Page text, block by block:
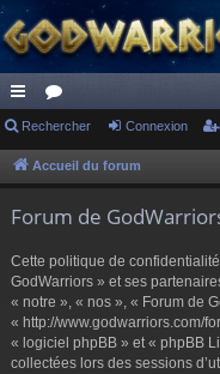
ac
co
s
or
u
Rechercher Connexion
Accueil du forum
Forum de
Cette politique de
GodWarriors » et ses
« notre », « nos », « Forum de
« http://www.godwarriors.com/
« logiciel phpBB » et « phpBB
collectées lors des sessions